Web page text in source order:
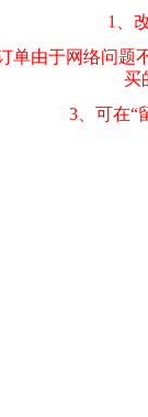
变商品数量
此订单由
买的邮品的“
3、可在“
告之